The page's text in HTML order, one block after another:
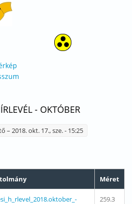
- OKTÓBER
– 2018. okt. 17., sze. - 15:25
Méret
259.3